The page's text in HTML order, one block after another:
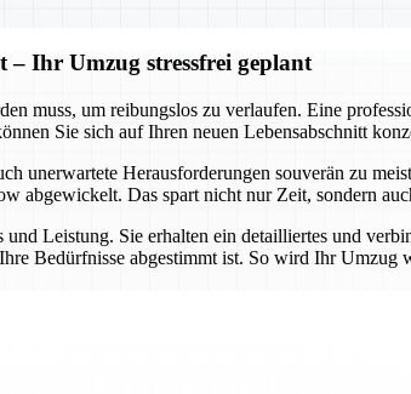
– Ihr Umzug stressfrei geplant
muss, um reibungslos zu verlaufen. Eine
Sie sich auf Ihren neuen Lebensabschnitt
unerwartete Herausforderungen souverän zu
abgewickelt. Das spart nicht nur Zeit, sondern
Leistung. Sie erhalten ein detailliertes und
Bedürfnisse abgestimmt ist. So wird Ihr